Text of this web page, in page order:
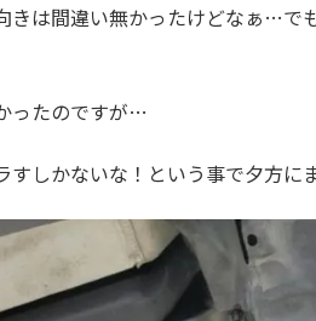
きは間違い無かったけどなぁ…で
ったのですが…
しかないな！という事で夕方に